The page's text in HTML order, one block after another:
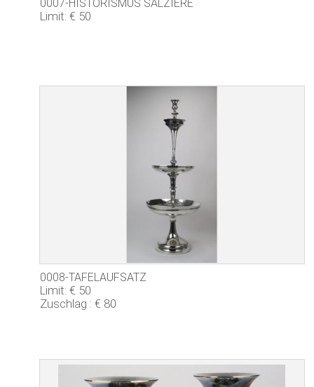
0007-HISTORISMUS SALZIERE
Limit: € 50
0008-TAFELAUFSATZ
Limit: € 50
Zuschlag : € 80